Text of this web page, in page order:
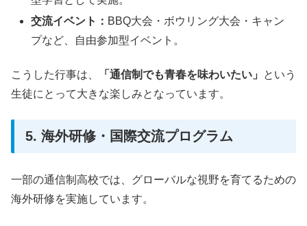
交流イベント： BBQ大会・ボウリング大会・キャン
プなど、自由参加型イベント。
こうした行事は、 「通信制でも青春を味わいたい」
という
生徒にとって大きな楽しみとなっています。
5. 海外研修・国際交流プログラム
一部の通信制高校では、グローバルな視野を育てるための
海外研修を実施しています。